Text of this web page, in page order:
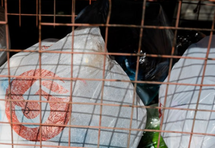
Фотокадры,
как
Калининград
завалило
после
снежного
бурана
ж как в
е
ТЦ из-за